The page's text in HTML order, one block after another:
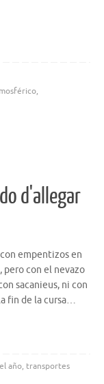
,
d'allegar
empentizos en
pero con el nevazo
sacanieus, ni con
fin de la cursa…
año, transportes